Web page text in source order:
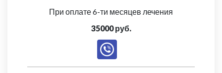
При оплате 6-ти месяцев лечения
35000 руб.